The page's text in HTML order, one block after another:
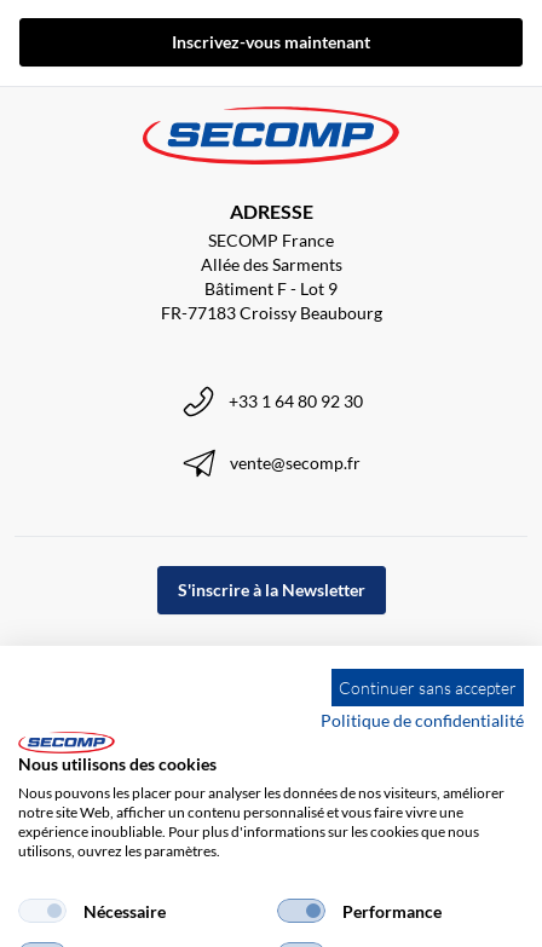
Inscrivez-vous maintenant
ADRESSE
SECOMP France
Allée des Sarments
Bâtiment F - Lot 9
FR-77183 Croissy Beaubourg
+33 1 64 80 92 30
vente@secomp.fr
S'inscrire à la Newsletter
Impression Responsabilité
Continuer sans accepter
Politique de confidentialité
Nous utilisons des cookies
Nous pouvons les placer pour analyser les données de nos visiteurs, améliorer
notre site Web, afficher un contenu personnalisé et vous faire vivre une
expérience inoubliable. Pour plus d'informations sur les cookies que nous
utilisons, ouvrez les paramètres.
Nécessaire Performance